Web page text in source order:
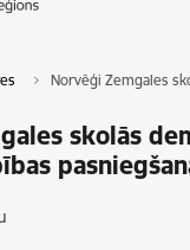
Norvēģi Zemgales
skolās